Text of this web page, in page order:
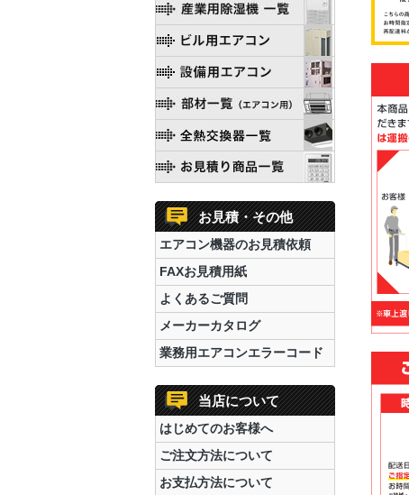
お見積・その他
エアコン機器のお見積依頼
FAXお見積用紙
よくあるご質問
メーカーカタログ
業務用エアコンエラーコード
当店について
はじめてのお客様へ
ご注文方法について
お支払方法について